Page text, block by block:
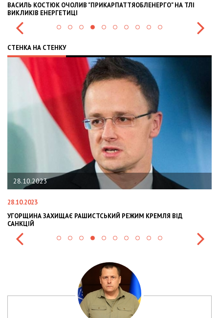
ТЛІ
СИЛА ДОПОМОГИ: ТРЕНІНГ В ОЛІМПІЙСЬКОМУ КОЛЕДЖІ
ІВАНА ПІДДУБНОГО ВІД FAST ТА FAVBET FOUNDATION
СТЕНКА НА СТЕНКУ
07.09.2023
ПО ВСЬОМУ СВІТУ ІНТЕРНЕТ-ШАХРАЇ НАЖИВАЮТЬСЯ НА